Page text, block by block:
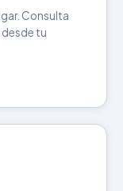
Consulta
desde tu